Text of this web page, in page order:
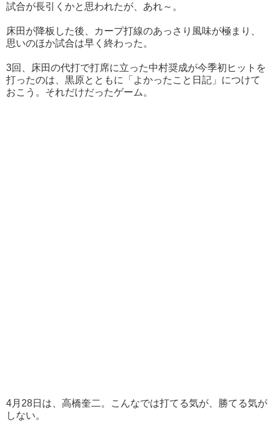
試合が長引くかと思われたが、あれ～。
床田が降板した後、カープ打線のあっさり風味が極まり、
思いのほか試合は早く終わった。
3回、床田の代打で打席に立った中村奨成が今季初ヒットを
打ったのは、黒原とともに「よかったこと日記」につけて
おこう。それだけだったゲーム。
4月28日は、高橋奎二。こんなでは打てる気が、勝てる気が
しない。